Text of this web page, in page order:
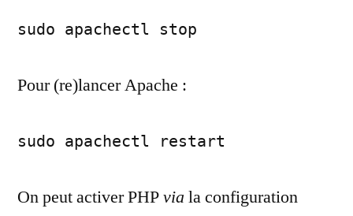
sudo apachectl stop
Pour (re)lancer Apache :
sudo apachectl restart
On peut activer PHPvia la configuration